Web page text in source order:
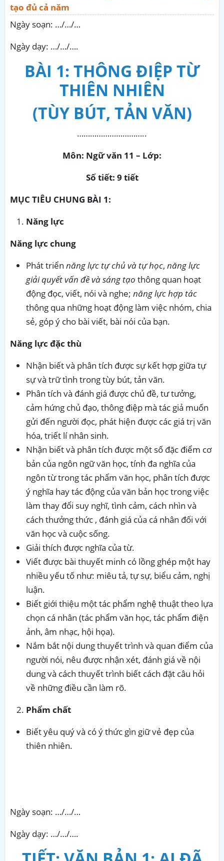
tạo đủ cả năm
Ngày soạn: …/…/…
Ngày dạy: …/…/….
BÀI 1: THÔNG ĐIỆP TỪ
THIÊN NHIÊN
(TÙY BÚT, TẢN VĂN)
…………………………..
Môn: Ngữ văn 11 – Lớp:
Số tiết: 9 tiết
MỤC TIÊU CHUNG BÀI 1:
Năng lực
Năng lực chung
Phát triển năng lực tự chủ và tự học, năng lực
giải quyết vấn đề và sáng tạo thông quan hoạt
động đọc, viết, nói và nghe; năng lực hợp tác
thông qua những hoạt động làm việc nhóm, chia
sẻ, góp ý cho bài viết, bài nói của bạn.
Năng lực đặc thù
Nhận biết và phân tích được sự kết hợp giữa tự
sự và trữ tình trong tùy bút, tản văn.
Phân tích và đánh giá được chủ đề, tư tưởng,
cảm hứng chủ đạo, thông điệp mà tác giả muốn
gửi đến người đọc, phát hiện được các giá trị văn
hóa, triết lí nhân sinh.
Nhận biết và phân tích được một số đặc điểm cơ
bản của ngôn ngữ văn học, tính đa nghĩa của
ngôn từ trong tác phẩm văn học, phân tích được
ý nghĩa hay tác động của văn bản học trong việc
làm thay đổi suy nghĩ, tình cảm, cách nhìn và
cách thưởng thức , đánh giá của cá nhân đối với
văn học và cuộc sống.
Giải thích được nghĩa của từ.
Viết được bài thuyết minh có lồng ghép một hay
nhiều yếu tố như: miêu tả, tự sự, biểu cảm, nghị
luận.
Biết giới thiệu một tác phẩm nghệ thuật theo lựa
chọn cá nhân (tác phẩm văn học, tác phẩm điện
ảnh, âm nhạc, hội họa).
Nắm bắt nội dung thuyết trình và quan điểm của
người nói, nêu được nhận xét, đánh giá về nội
dung và cách thuyết trình biết cách đặt câu hỏi
về những điều cần làm rõ.
Phẩm chất
Biết yêu quý và có ý thức gìn giữ vẻ đẹp của
thiên nhiên.
Ngày soạn: …/…/…
Ngày dạy: …/…/….